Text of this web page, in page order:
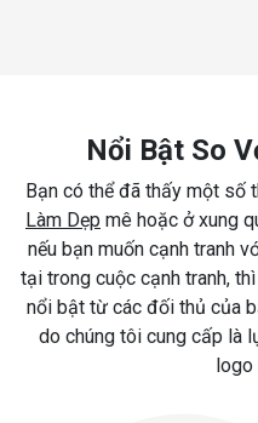
Nổi Bật So
Bạn có thể đã thấy một số
Làm Dẹp mê hoặc ở xung
nếu bạn muốn cạnh tranh
tại trong cuộc cạnh tranh,
nổi bật từ các đối thủ của
do chúng tôi cung cấp là
logo